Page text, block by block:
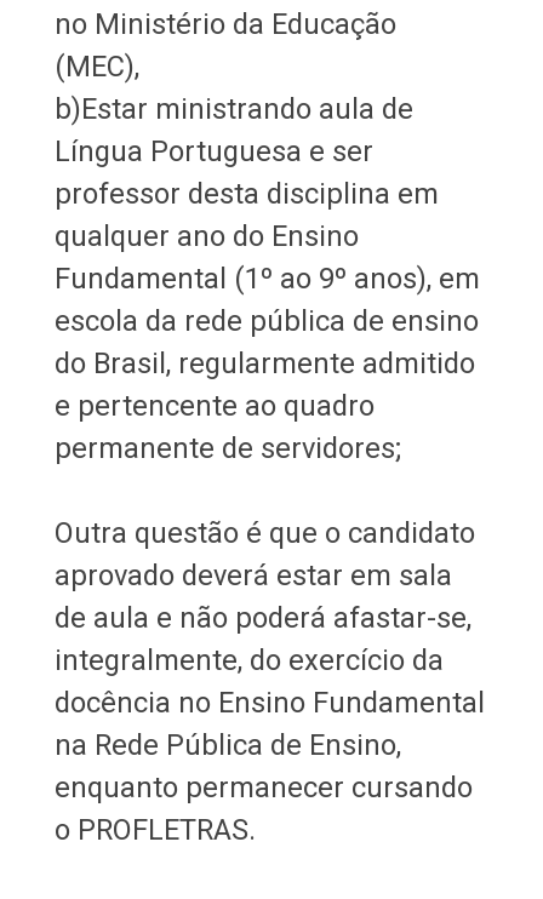
no Ministério da Educação
(MEC),
b)Estar ministrando aula de
Língua Portuguesa e ser
professor desta disciplina em
qualquer ano do Ensino
Fundamental (1º ao 9º anos), em
escola da rede pública de ensino
do Brasil, regularmente admitido
e pertencente ao quadro
permanente de servidores;
Outra questão é que o candidato
aprovado deverá estar em sala
de aula e não poderá afastar-se,
integralmente, do exercício da
docência no Ensino Fundamental
na Rede Pública de Ensino,
enquanto permanecer cursando
o PROFLETRAS.